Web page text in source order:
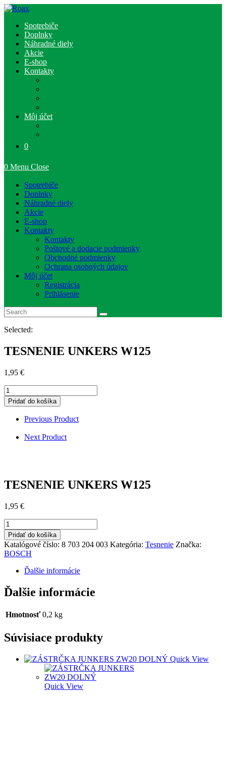
Skip
contentSpotrebiče
Doplnky
Náhradné diely
Akcie
E-shop
Kontakty
Môj účet
0
0 Menu Close
Spotrebiče
Doplnky
Náhradné diely
Akcie
E-shop
Kontakty
Kontakty
Poštové a dodacie podmienky
Obchodné podmienky
Ochrana osobných údajov
Môj účet
Registrácia
Prihlásenie
Selected:
TESNENIE UNKERS W125
1,95 €
množstvo
TESNENIE
UNKERS
W125
Pridať do košíka
Previous Product
Next Product
TESNENIE UNKERS W125
1,95 €
množstvo
TESNENIE
UNKERS
W125
Pridať do košíka
Katalógové číslo: 8 703 204 003 Kategória: Tesnenie Značka:
BOSCH
Ďalšie informácie
Ďalšie informácie
Hmotnosť 0,2 kg
Súvisiace produkty
Quick View
Quick View